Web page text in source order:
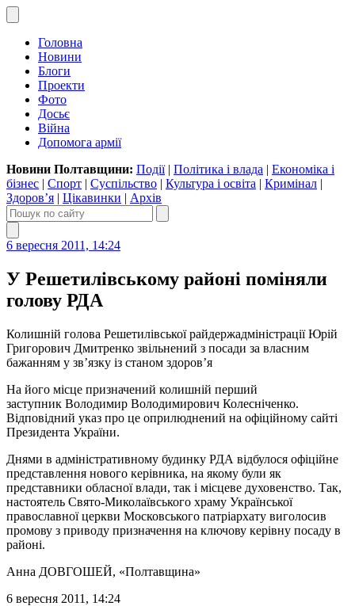
Головна
Новини
Блоги
Проекти
Фото
Досьє
Війна
Допомога армії
Новини Полтавщини: Події| Політика і влада | Економіка і
бізнес | Спорт | Суспільство | Культура і освіта | Кримінал |
Здоров’я | Цікавинки | Архів
6 вересня 2011, 14:24
У Решетилівському районі поміняли
голову РДА
Колишній голова Решетилівської райдержадміністрації Юрій
Григорович Дмитренко звільнений з посади за власним
бажанням у зв’язку із станом здоров’я
На його місце призначений колишній перший
заступник Володимир Володимирович Колесніченко.
Відповідний указ про це оприлюднений на офіційному сайті
Президента України.
Днями в адміністративному будинку РДА відбулося офіційне
представлення нового керівника, на якому були як
представники обласної влади, так і місцеве духовенство. Так,
настоятель Свято-Миколаївського храму Української
православної церкви Московського патріархату виголосив
промову з приводу призначення на ключову керівну посаду в
районі.
Анна ДОВГОШЕЙ, «Полтавщина»
6 вересня 2011, 14:24